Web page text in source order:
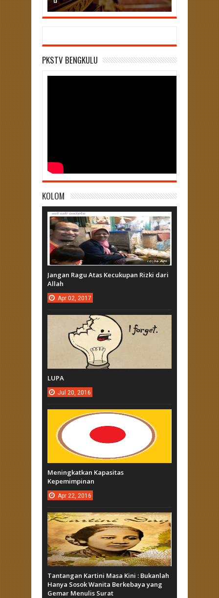
PKSTV BENGKULU
KOLOM
Jangan Ragu Atas Kecukupan Rizki dari
Allah
Apr 02, 2017
LUPA
Jul 20, 2016
Meningkatkan Kapasitas
Kepemimpinan
Apr 22, 2016
Tantangan Kartini Masa Kini : Bukanlah
Hanya Sosok Wanita Berkebaya yang
Gemar Menulis Surat